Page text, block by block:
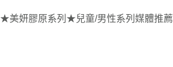
★美妍膠原系列 ★兒童/男性系列 媒體推薦